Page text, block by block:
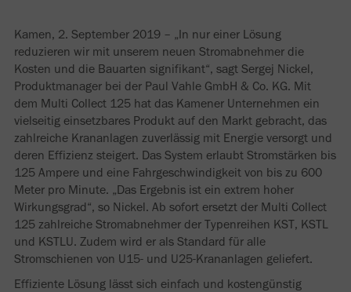
Kamen, 2. September 2019 – „In nur einer Lösung
reduzieren wir mit unserem neuen Stromabnehmer die
Kosten und die Bauarten signifikant“, sagt Sergej Nickel,
Produktmanager bei der Paul Vahle GmbH & Co. KG. Mit
dem Multi Collect 125 hat das Kamener Unternehmen ein
vielseitig einsetzbares Produkt auf den Markt gebracht, das
zahlreiche Krananlagen zuverlässig mit Energie versorgt und
deren Effizienz steigert. Das System erlaubt Stromstärken bis
125 Ampere und eine Fahrgeschwindigkeit von bis zu 600
Meter pro Minute. „Das Ergebnis ist ein extrem hoher
Wirkungsgrad“, so Nickel. Ab sofort ersetzt der Multi Collect
125 zahlreiche Stromabnehmer der Typenreihen KST, KSTL
und KSTLU. Zudem wird er als Standard für alle
Stromschienen von U15- und U25-Krananlagen geliefert.
Effiziente Lösung lässt sich einfach und kostengünstig